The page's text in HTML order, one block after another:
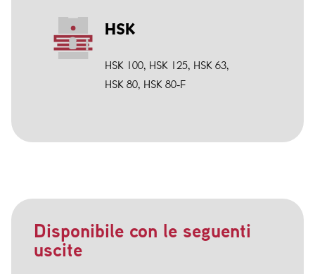
HSK
HSK 100, HSK 125, HSK 63,
HSK 80, HSK 80-F
Disponibile con le seguenti
uscite